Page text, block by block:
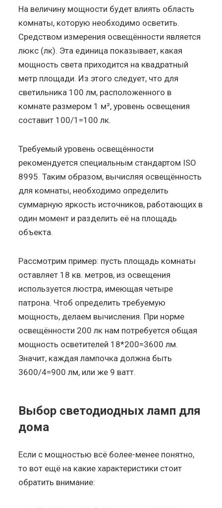
На величину мощности будет влиять область
комнаты, которую необходимо осветить.
Средством измерения освещённости является
люкс (лк). Эта единица показывает, какая
мощность света приходится на квадратный
метр площади. Из этого следует, что для
светильника 100 лм, расположенного в
комнате размером 1 м², уровень освещения
составит 100/1=100 лк.
Требуемый уровень освещённости
рекомендуется специальным стандартом ISO
8995. Таким образом, вычисляя освещённость
для комнаты, необходимо определить
суммарную яркость источников, работающих в
один момент и разделить её на площадь
объекта.
Рассмотрим пример: пусть площадь комнаты
оставляет 18 кв. метров, из освещения
используется люстра, имеющая четыре
патрона. Чтоб определить требуемую
мощность, делаем вычисления. При норме
освещённости 200 лк нам потребуется общая
мощность осветителей 18*200=3600 лм.
Значит, каждая лампочка должна быть
3600/4=900 лм, или же 9 ватт.
Выбор светодиодных ламп для
дома
Если с мощностью всё более-менее понятно,
то вот ещё на какие характеристики стоит
обратить внимание: